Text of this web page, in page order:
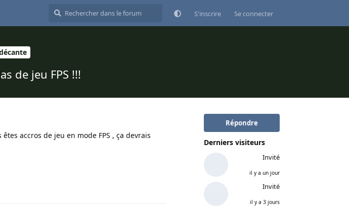
S'inscrire Se connecter
de jeu FPS !!!
Répondre
Derniers visiteurs
Invité
il y a un jour
Invité
il y a 3 jours
êtes accros de jeu en mode FPS , ça devrais